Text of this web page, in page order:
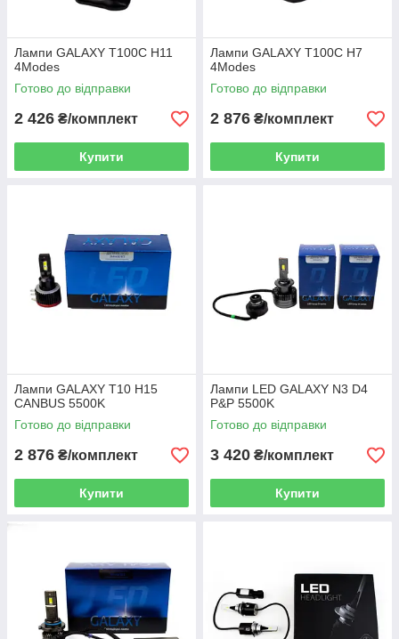
Лампи GALAXY T100С H11
4Modes
Готово до відправки
2 426 ₴/комплект
Купити
Лампи GALAXY T100С H7
4Modes
Готово до відправки
2 876 ₴/комплект
Купити
Лампи GALAXY T10 H15
CANBUS 5500K
Готово до відправки
2 876 ₴/комплект
Купити
Лампи LED GALAXY N3 D4
P&P 5500K
Готово до відправки
3 420 ₴/комплект
Купити